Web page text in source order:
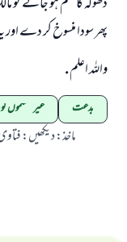
پھر سودا منسوخ كر دے
واللہ اعلم .
بدعت غیر مسلموں
ماخذ:ديكھيں: فتاوى